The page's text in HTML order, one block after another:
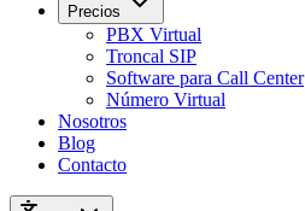
Precios
PBX Virtual
Troncal SIP
Software para Call Center
Número Virtual
Nosotros
Blog
Contacto